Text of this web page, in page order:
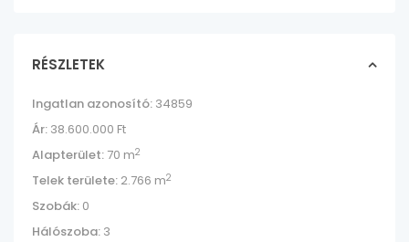
RÉSZLETEK
Ingatlan azonosító: 34859
Ár: 38.600.000 Ft
Alapterület: 70 m2
Telek területe: 2.766 m2
Szobák: 0
Hálószoba: 3